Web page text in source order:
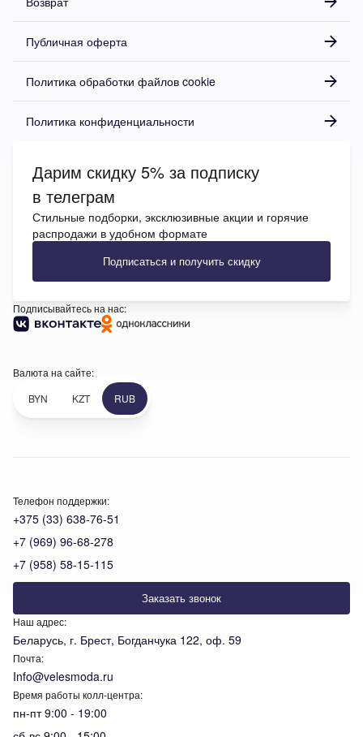
Телефон поддержки:
+375 (33) 638-76-51
+7 (969) 96-68-278
+7 (958) 58-15-115
Заказать звонок
Наш адрес:
Беларусь, г. Брест, Богданчука 122, оф. 59
Почта:
Info@velesmoda.ru
Время работы колл-центра:
пн-пт 9:00 - 19:00
Публичная оферта
Политика обработки файлов cookie
Политика конфиденциальности
Дарим скидку 5% за подписку
в телеграм
Стильные подборки, эксклюзивные акции и горячие
распродажи в удобном формате
Подписаться и получить скидку
Подписывайтесь на нас:
Валюта на сайте:
BYN
KZT RUB